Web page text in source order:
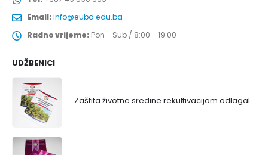
Email:info@eubd.edu.ba
Radno vrijeme: Pon - Sub / 8:00 - 19:00
UDŽBENICI
Zaštita životne sredine rekultivacijom odlagališta